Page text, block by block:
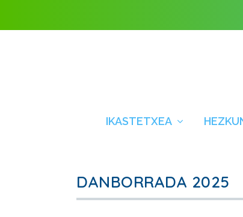
IKASTETXEA
DANBORRADA 2025